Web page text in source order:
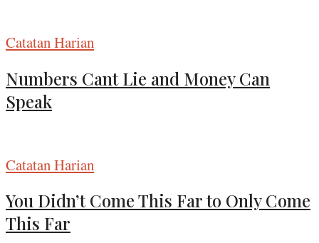
Catatan Harian
Numbers Cant Lie and Money Can
Speak
Catatan Harian
You Didn’t Come This Far to Only Come
This Far